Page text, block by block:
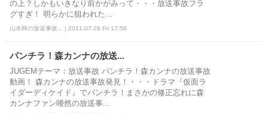
の上？しかもいきなり前かがみって・・・放送事故フラ
グすぎ！ 明らかに狙われた...
山本梓の放送事故... | 2011.07.29 Fri 17:58
パンチラ！森カンナの放送...
JUGEMテーマ：放送事故 パンチラ！森カンナの放送事故
動画！ 森カンナの放送事故発見！・・・ドラマ『仮面ラ
イダーディケイド』でパンチラ！まさかの修正忘れに森
カンナファン唖然の放送事...